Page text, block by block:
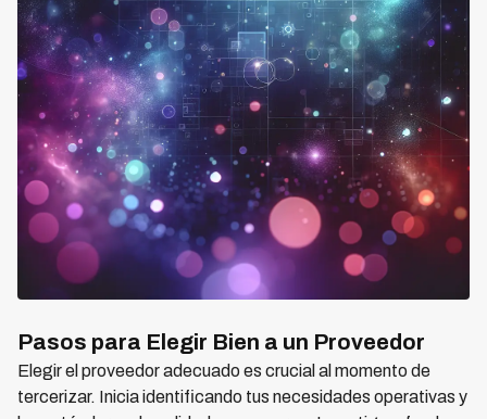
Pasos para Elegir Bien a un Proveedor
Elegir el proveedor adecuado es crucial al momento de
tercerizar. Inicia identificando tus necesidades operativas y